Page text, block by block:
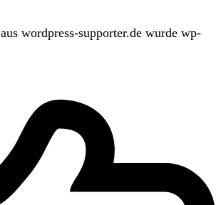
aus wordpress-supporter.de wurde wp-